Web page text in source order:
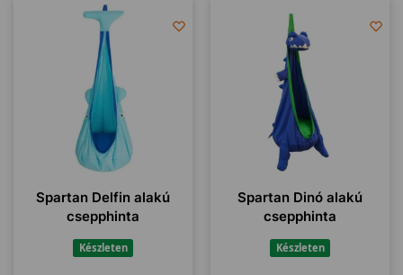
Spartan Delfin alakú
csepphinta
Készleten
Spartan Dinó alakú
csepphinta
Készleten